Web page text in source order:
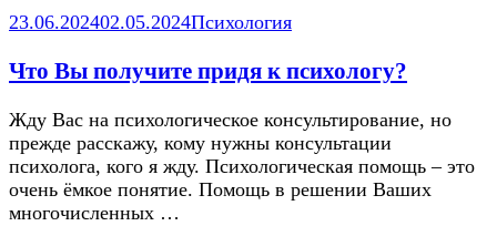
23.06.202402.05.2024Психология
Что Вы получите придя к психологу?
Жду Вас на психологическое консультирование, но
прежде расскажу, кому нужны консультации
психолога, кого я жду. Психологическая помощь – это
очень ёмкое понятие. Помощь в решении Ваших
многочисленных …